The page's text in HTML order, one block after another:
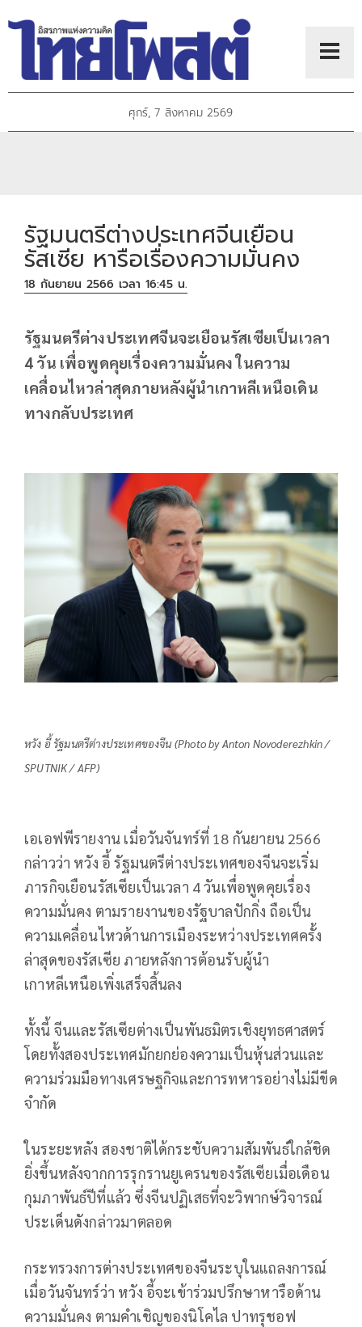
ศุกร์, 7 สิงหาคม 2569
รัฐมนตรีต่างประเทศจีนเยือน
รัสเซีย หารือเรื่องความมั่นคง
18 กันยายน 2566 เวลา 16:45 น.
รัฐมนตรีต่างประเทศจีนจะเยือนรัสเซียเป็นเวลา
4 วัน เพื่อพูดคุยเรื่องความมั่นคง ในความ
เคลื่อนไหวล่าสุดภายหลังผู้นำเกาหลีเหนือเดิน
ทางกลับประเทศ
หวัง อี้ รัฐมนตรีต่างประเทศของจีน (Photo by Anton Novoderezhkin /
SPUTNIK / AFP)
เอเอฟพีรายงาน เมื่อวันจันทร์ที่ 18 กันยายน 2566
กล่าวว่า หวัง อี้ รัฐมนตรีต่างประเทศของจีนจะเริ่ม
ภารกิจเยือนรัสเซียเป็นเวลา 4 วันเพื่อพูดคุยเรื่อง
ความมั่นคง ตามรายงานของรัฐบาลปักกิ่ง ถือเป็น
ความเคลื่อนไหวด้านการเมืองระหว่างประเทศครั้ง
ล่าสุดของรัสเซีย ภายหลังการต้อนรับผู้นำ
เกาหลีเหนือเพิ่งเสร็จสิ้นลง
ทั้งนี้ จีนและรัสเซียต่างเป็นพันธมิตรเชิงยุทธศาสตร์
โดยทั้งสองประเทศมักยกย่องความเป็นหุ้นส่วนและ
ความร่วมมือทางเศรษฐกิจและการทหารอย่างไม่มีขีด
จำกัด
ในระยะหลัง สองชาติได้กระชับความสัมพันธ์ใกล้ชิด
ยิ่งขึ้นหลังจากการรุกรานยูเครนของรัสเซียเมื่อเดือน
กุมภาพันธ์ปีที่แล้ว ซึ่งจีนปฏิเสธที่จะวิพากษ์วิจารณ์
ประเด็นดังกล่าวมาตลอด
กระทรวงการต่างประเทศของจีนระบุในแถลงการณ์
เมื่อวันจันทร์ว่า หวัง อี้จะเข้าร่วมปรึกษาหารือด้าน
ความมั่นคง ตามคำเชิญของนิโคไล ปาทรุชอฟ